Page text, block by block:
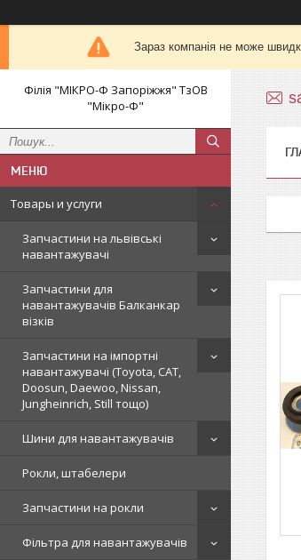
Зараз компанія не може
Філія "МІКРО-Ф Запоріжжя" ТзОВ
"Мікро-Ф"
Товары и услуги
Запчастини на львівські
навантажувачі
Запчастини для
навантажувачів Балканкар
візків
Запчастини на імпортні
навантажувачі (Toyota, CAT,
Doosun, Daewoo, Nissan,
Jungheinrich, Still тощо)
Шини для навантажувачів
Рокли, штабелери
Запчастини на рокли
Фільтра для навантажувачів